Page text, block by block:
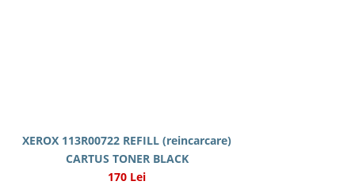
XEROX 113R00722 REFILL (reincarcare)
CARTUS TONER BLACK
170 Lei